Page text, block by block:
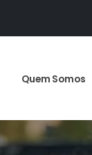
Quem Somos